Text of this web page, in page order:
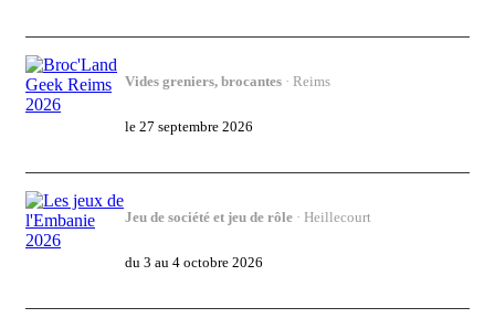
Vides greniers, brocantes · Reims
le 27 septembre 2026
Jeu de société et jeu de rôle · Heillecourt
du 3 au 4 octobre 2026